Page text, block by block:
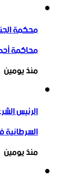
محكمة
محاكمة
منذ يومين
الرئيس
السرطانية
منذ يومين